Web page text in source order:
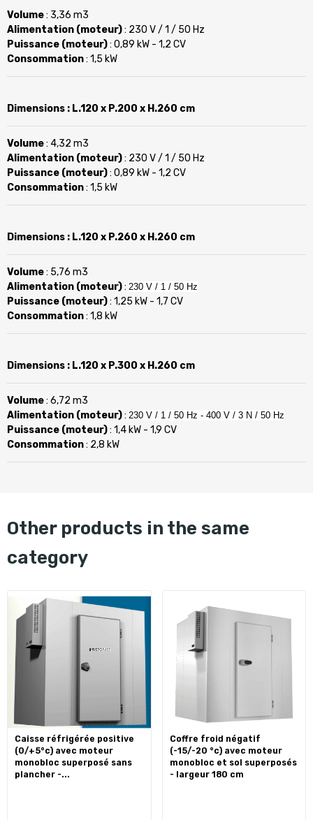
Volume: 3,36 m3
Alimentation (moteur): 230 V / 1 / 50 Hz
Puissance (moteur): 0,89 kW - 1,2 CV
Consommation: 1,5 kW
Dimensions : L.120 x P.200 x H.260 cm
Volume: 4,32 m3
Alimentation (moteur): 230 V / 1 / 50 Hz
Puissance (moteur): 0,89 kW - 1,2 CV
Consommation: 1,5 kW
Dimensions : L.120 x P.260 x H.260 cm
Volume: 5,76 m3
Alimentation (moteur): 230 V / 1 / 50 Hz
Puissance (moteur): 1,25 kW - 1,7 CV
Consommation: 1,8 kW
Dimensions : L.120 x P.300 x H.260 cm
Volume: 6,72 m3
Alimentation (moteur): 230 V / 1 / 50 Hz - 400 V / 3 N / 50 Hz
Puissance (moteur): 1,4 kW - 1,9 CV
Consommation: 2,8 kW
other products in the same
category
caisse réfrigérée positive
(0/+5°c) avec moteur
monobloc superposé sans
plancher -...
coffre froid négatif
(-15/-20 °c) avec moteur
monobloc et sol superposés
- largeur 180 cm